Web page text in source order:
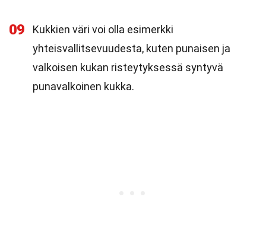
09
Kukkien väri voi olla esimerkki
yhteisvallitsevuudesta, kuten punaisen ja
valkoisen kukan risteytyksessä syntyvä
punavalkoinen kukka.